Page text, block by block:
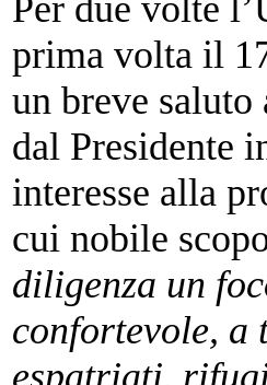
prima volta il
un breve
dal Presidente
interesse alla
cui nobile
diligenza un
confortevole, a
espatriati,